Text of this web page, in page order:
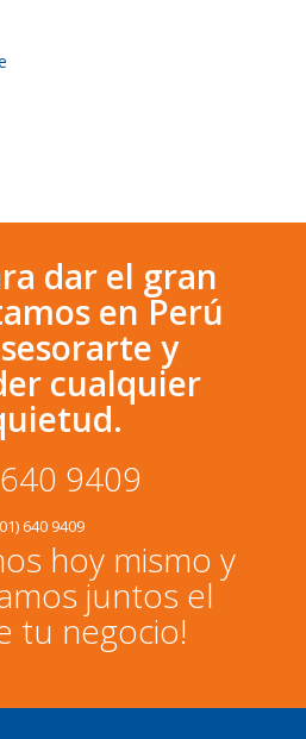
dar el gran
en Perú
y
cualquier
9409
640 9409
hoy mismo y
juntos el
tu negocio!